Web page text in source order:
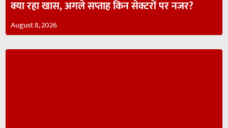
क्या रहा खास, अगले सप्ताह किन सेक्टरों पर नजर?
August 8, 2026